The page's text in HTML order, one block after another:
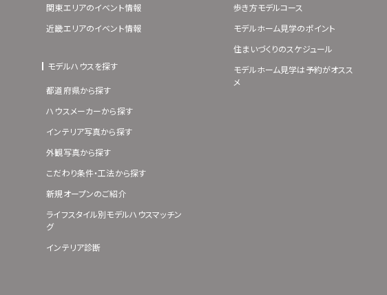
関東エリアのイベント情報
近畿エリアのイベント情報
モデルハウスを探す
都道府県から探す
ハウスメーカーから探す
インテリア写真から探す
外観写真から探す
こだわり条件・工法から探す
新規オープンのご紹介
ライフスタイル別モデルハウスマッチン
グ
インテリア診断
歩き方モデルコース
モデルホーム見学のポイント
住まいづくりのスケジュール
モデルホーム見学は予約がオスス
メ